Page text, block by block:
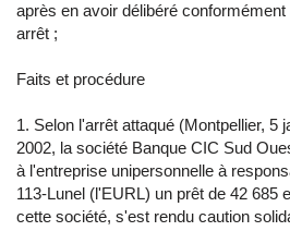
après en avoir délibéré
arrêt ;
Faits et procédure
1. Selon l'arrêt attaqué (Montpellier, 5
2002, la société Banque CIC Sud
à l'entreprise unipersonnelle à
113-Lunel (l'EURL) un prêt de 42 685
cette société, s'est rendu caution